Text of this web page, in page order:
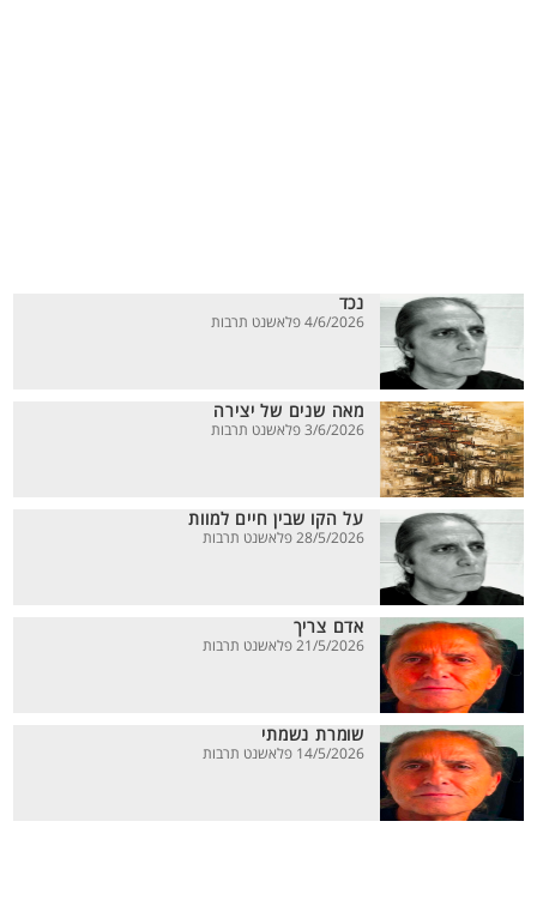
נכד
4/6/2026 פלאשנט תרבות
מאה שנים של יצירה
3/6/2026 פלאשנט תרבות
על הקו שבין חיים למוות
28/5/2026 פלאשנט תרבות
אדם צריך
21/5/2026 פלאשנט תרבות
שומרת נשמתי
14/5/2026 פלאשנט תרבות